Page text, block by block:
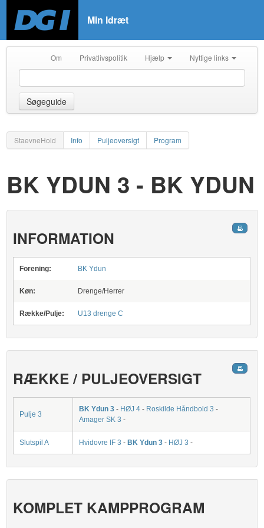
Min Idræt
Om Privatlivspolitik Hjælp Nyttige links
Søgeguide
StaevneHold Info Puljeoversigt Program
BK YDUN 3 - BK YDUN
INFORMATION
Forening: BK Ydun
Køn: Drenge/Herrer
Række/Pulje: U13 drenge C
RÆKKE / PULJEOVERSIGT
Pulje 3
BK Ydun 3 - HØJ 4 - Roskilde Håndbold 3 -
Amager SK 3 -
Slutspil A Hvidovre IF 3 - BK Ydun 3 - HØJ 3 -
KOMPLET KAMPPROGRAM